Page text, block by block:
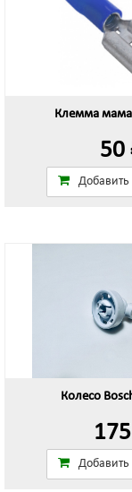
Клемма
50
Добавить
Колесо
Добавить